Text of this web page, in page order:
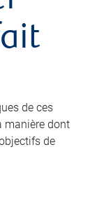
de ces
manière dont
de